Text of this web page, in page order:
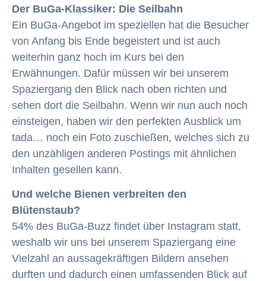
Der BuGa-Klassiker: Die Seilbahn
Ein BuGa-Angebot im speziellen hat die Besucher
von Anfang bis Ende begeistert und ist auch
weiterhin ganz hoch im Kurs bei den
Erwähnungen. Dafür müssen wir bei unserem
Spaziergang den Blick nach oben richten und
sehen dort die Seilbahn. Wenn wir nun auch noch
einsteigen, haben wir den perfekten Ausblick um
tada… noch ein Foto zuschießen, welches sich zu
den unzähligen anderen Postings mit ähnlichen
Inhalten gesellen kann.
Und welche Bienen verbreiten den
Blütenstaub?
54% des BuGa-Buzz findet über Instagram statt,
weshalb wir uns bei unserem Spaziergang eine
Vielzahl an aussagekräftigen Bildern ansehen
durften und dadurch einen umfassenden Blick auf